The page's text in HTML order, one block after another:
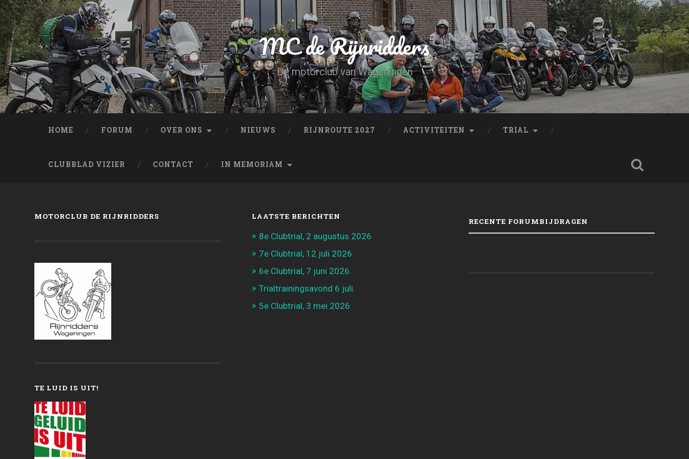
MC de Rijnridders
De motorclub van Wageningen
HOME FORUM OVER ONS NIEUWS RIJNROUTE 2027 ACTIVITEITEN TRIAL
CLUBBLAD VIZIER CONTACT IN MEMORIAM
MOTORCLUB DE RIJNRIDDERS
TE LUID IS UIT!
LAATSTE BERICHTEN
8e Clubtrial, 2 augustus 2026
7e Clubtrial, 12 juli 2026
6e Clubtrial, 7 juni 2026
Trialtrainingsavond 6 juli.
5e Clubtrial, 3 mei 2026
RECENTE FORUMBIJDRAGEN